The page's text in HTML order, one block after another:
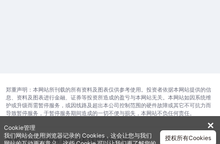
郑重声明：本网站所刊载的所有资料及图表仅供参考使用。投资者依据本网站提供的信
息、资料及图表进行金融、证券等投资所造成的盈亏与本网站无关。本网站如因系统维
护或升级而需暂停服务，或因线路及超出本公司控制范围的硬件故障或其它不可抗力而
导致暂停服务，于暂停服务期间造成的一切不便与损失，本网站不负任何责任。
开发运维公司服务协议隐私保护在线客服
✕
Cookie管理
我们网站会使用浏览器记录的 Cookies，这会让您与我们
授权所有Cookies